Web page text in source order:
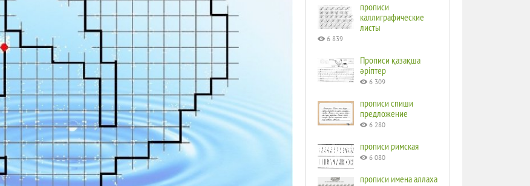
прописи
каллиграфические
листы
6 839
Прописи қазақша
әріптер
6 309
прописи спиши
предложение
6 280
прописи римская
6 080
прописи имена аллаха